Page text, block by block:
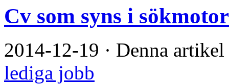
Cv som syns i
2014-12-19 · Denna
lediga jobb